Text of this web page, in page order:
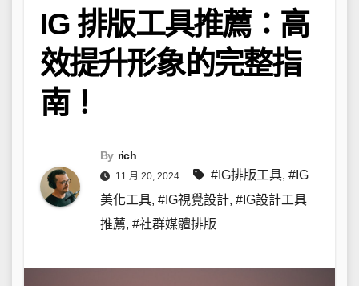
IG 排版工具推薦：高
效提升形象的完整指
南！
By rich
11 月 20, 2024 #IG排版工具, #IG
美化工具, #IG視覺設計, #IG設計工具
推薦, #社群媒體排版